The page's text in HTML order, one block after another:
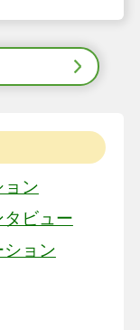
ン
ビュー
ョン